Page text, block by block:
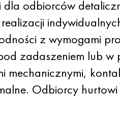
odbiorców
z wymogami
zadaszeniem lub w
Odbiorcy